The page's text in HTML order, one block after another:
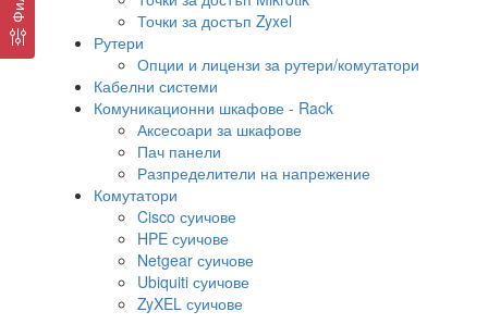
Точки за достъп Zyxel
Рутери
Опции и лицензи за рутери/комутатори
Кабелни системи
Комуникационни шкафове - Rack
Аксесоари за шкафове
Пач панели
Разпределители на напрежение
Комутатори
Cisco суичове
HPE суичове
Netgear суичове
Ubiquiti суичове
ZyXEL суичове